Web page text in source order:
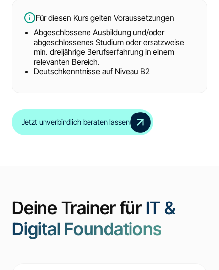
Für diesen Kurs gelten Voraussetzungen
Abgeschlossene Ausbildung und/oder
abgeschlossenes Studium oder ersatzweise
min. dreijährige Berufserfahrung in einem
relevanten Bereich.
Deutschkenntnisse auf Niveau B2
Jetzt unverbindlich beraten lassen
Deine Trainer für IT &
Digital Foundations